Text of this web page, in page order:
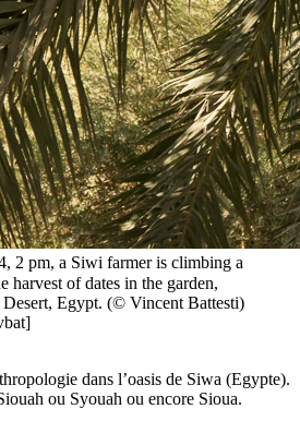
2 pm, a Siwi farmer is climbing a
harvest of dates in the garden,
Egypt. (© Vincent Battesti)
dans l’oasis de Siwa (Egypte).
ou Syouah ou encore Sioua.